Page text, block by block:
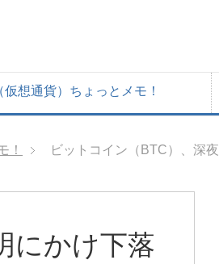
仮想通貨）ちょっとメモ！
！ ビットコイン（BTC）、深
にかけ下落